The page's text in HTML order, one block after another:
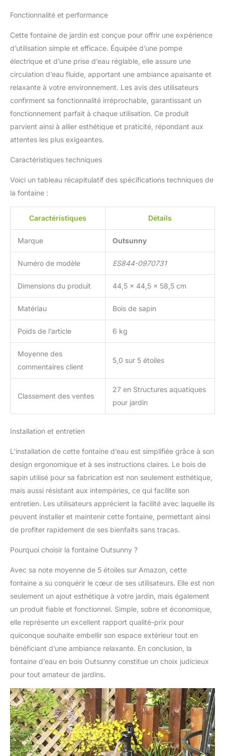
Fonctionnalité et performance
Cette fontaine de jardin est conçue pour offrir une expérience
d’utilisation simple et efficace. Équipée d’une pompe
électrique et d’une prise d’eau réglable, elle assure une
circulation d’eau fluide, apportant une ambiance apaisante et
relaxante à votre environnement. Les avis des utilisateurs
confirment sa fonctionnalité irréprochable, garantissant un
fonctionnement parfait à chaque utilisation. Ce produit
parvient ainsi à allier esthétique et praticité, répondant aux
attentes les plus exigeantes.
Caractéristiques techniques
Voici un tableau récapitulatif des spécifications techniques de
la fontaine :
Caractéristiques Détails
Marque Outsunny
Numéro de modèle ES844-0970731
Dimensions du produit 44,5 x 44,5 x 58,5 cm
Matériau Bois de sapin
Poids de l’article 6 kg
Moyenne des
commentaires client
5,0 sur 5 étoiles
Classement des ventes
27 en Structures aquatiques
pour jardin
Installation et entretien
L’installation de cette fontaine d’eau est simplifiée grâce à son
design ergonomique et à ses instructions claires. Le bois de
sapin utilisé pour sa fabrication est non seulement esthétique,
mais aussi résistant aux intempéries, ce qui facilite son
entretien. Les utilisateurs apprécient la facilité avec laquelle ils
peuvent installer et maintenir cette fontaine, permettant ainsi
de profiter rapidement de ses bienfaits sans tracas.
Pourquoi choisir la fontaine Outsunny ?
Avec sa note moyenne de 5 étoiles sur Amazon, cette
fontaine a su conquérir le cœur de ses utilisateurs. Elle est non
seulement un ajout esthétique à votre jardin, mais également
un produit fiable et fonctionnel. Simple, sobre et économique,
elle représente un excellent rapport qualité-prix pour
quiconque souhaite embellir son espace extérieur tout en
bénéficiant d’une ambiance relaxante. En conclusion, la
fontaine d’eau en bois Outsunny constitue un choix judicieux
pour tout amateur de jardins.